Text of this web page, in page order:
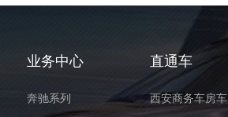
业务中心
奔驰系列
直通车
西安商务车房车